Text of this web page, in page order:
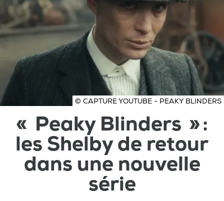
© CAPTURE YOUTUBE - PEAKY BLINDERS
« Peaky Blinders » :
les Shelby de retour
dans une nouvelle
série